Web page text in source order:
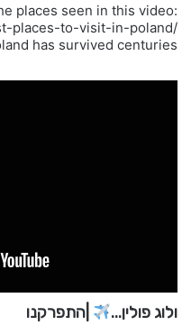
places seen in this video:
places-to-visit-in-poland/
has survived centuries ...
ולוג פולין... |התפרקנו